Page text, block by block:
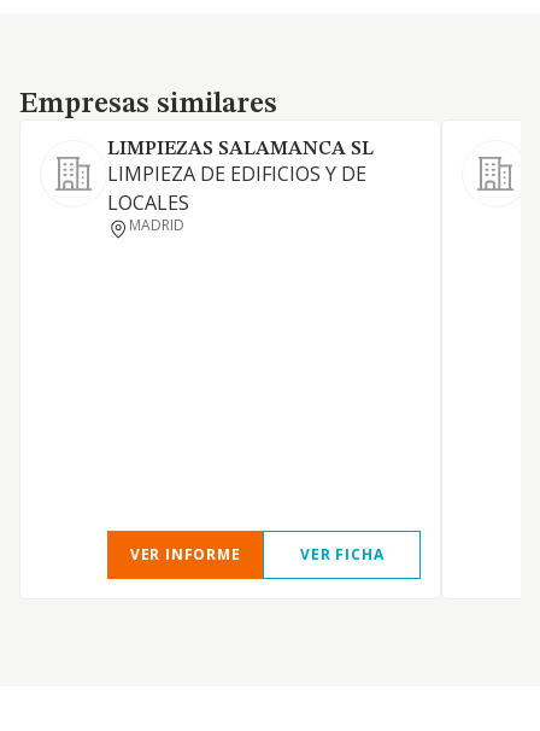
Empresas similares
Empresas similares
LIMPIEZAS SALAMANCA SL
LIMPIEZA DE EDIFICIOS Y DE
LOCALES
MADRID
VER INFORME VER FICHA